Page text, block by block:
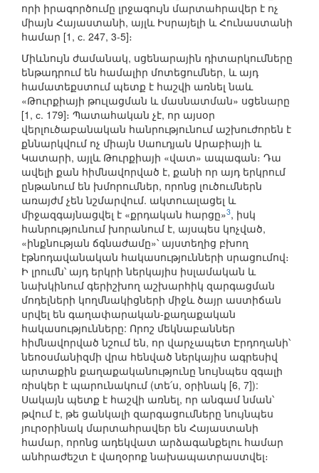
որի իրագործումը լրջագույն մարտահրավեր է ոչ
միայն Հայաստանի, այլև Իսրայելի և Հունաստանի
համար [1, с. 247, 3-5]։
Միևնույն ժամանակ, սցենարային դիտարկումները
ենթադրում են համալիր մոտեցումներ, և այդ
համատեքստում պետք է հաշվի առնել նաև
«Թուրքիայի թուլացման և մասնատման» սցենարը
[1, с. 179]։ Պատահական չէ, որ այսօր
վերլուծաբանական հանրությունում աշխուժորեն է
քննարկվում ոչ միայն Սաուդյան Արաբիայի և
Կատարի, այլև Թուրքիայի «վատ» ապագան։ Դա
ավելի քան հիմնավորված է, քանի որ այդ երկրում
ընթանում են խմորումներ, որոնց լուծումներն
առայժմ չեն նշմարվում. ակտուալացել և
միջազգայնացվել է «քրդական հարցը»3, իսկ
հանրությունում խորանում է, այսպես կոչված,
«ինքնության ճգնաժամը»՝ այստեղից բխող
էթնոդավանական հակասությունների սրացումով։
Ի լրումն՝ այդ երկրի ներկայիս իսլամական և
նախկինում գերիշխող աշխարհիկ զարգացման
մոդելների կողմնակիցների միջև ծայր աստիճան
սրվել են գաղափարական-քաղաքական
հակասությունները: Որոշ մեկնաբաններ
հիմնավորված նշում են, որ վարչապետ Էրդողանի՝
նեոօսմանիզմի վրա հենված ներկայիս ագրեսիվ
արտաքին քաղաքականությունը նույնպես զգալի
ռիսկեր է պարունակում (տե՛ս, օրինակ [6, 7]):
Սակայն պետք է հաշվի առնել, որ անգամ նման՝
թվում է, թե ցանկալի զարգացումները նույնպես
յուրօրինակ մարտահրավեր են Հայաստանի
համար, որոնց ադեկվատ արձագանքելու համար
անհրաժեշտ է վաղօրոք նախապատրաստվել։